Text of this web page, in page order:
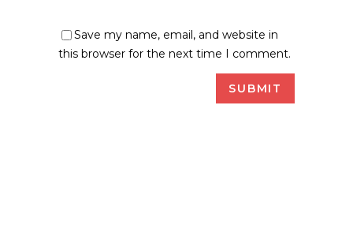
Save my name, email, and website in
this browser for the next time I comment.